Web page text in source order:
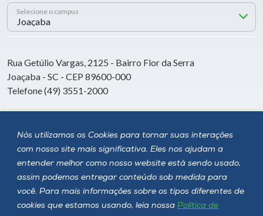
Nós utilizamos os Cookies para tornar suas interações
com nosso site mais significativa. Eles nos ajudam a
entender melhor como nosso website está sendo usado,
assim podemos entregar conteúdo sob medida para
você. Para mais informações sobre os tipos diferentes de
cookies que estamos usando, leia nossa Política de
Selecione o campus
Rua Getúlio Vargas, 2125 - Bairro Flor da Serra
Joaçaba - SC - CEP 89600-000
Telefone (49) 3551-2000
Siga a Unoesc